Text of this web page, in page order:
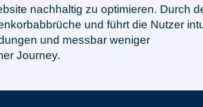
nachhaltig zu optimieren. Durch
und führt die Nutzer
und messbar weniger
Journey.